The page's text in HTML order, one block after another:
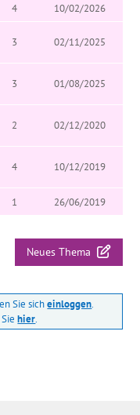
4
10/02/2026
3 02/11/2025
3 01/08/2025
2 02/12/2020
4 10/12/2019
1 26/06/2019
Neues Thema
Sie sicheinloggen.
Siehier.